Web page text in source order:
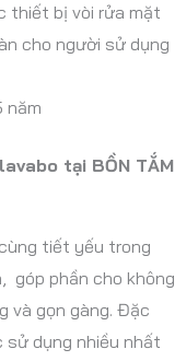
thiết bị vòi rửa mặt
cho người sử dụng
năm
tại BỒN TẮM
tiết yếu trong
góp phần cho không
và gọn gàng. Đặc
dụng nhiều nhất